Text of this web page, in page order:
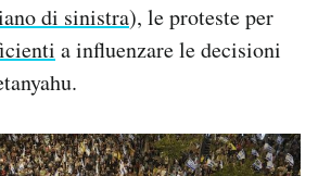
di sinistra), le proteste per
a influenzare le decisioni